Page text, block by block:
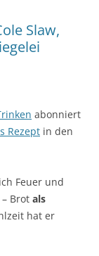
Slaw,
abonniert
Rezept in den
Feuer und
Brot als
hat er